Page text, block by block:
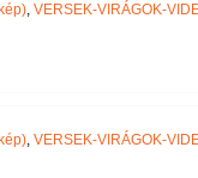
, VERSEK-VIRÁGOK-
, VERSEK-VIRÁGOK-